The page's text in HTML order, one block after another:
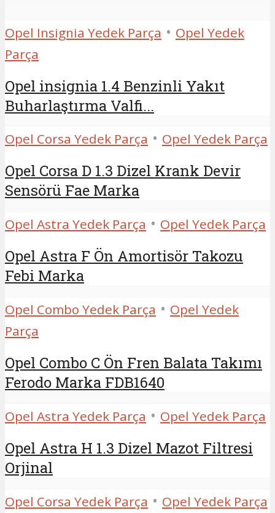
Opel Insignia Yedek Parça • Opel Yedek
Parça
Opel insignia 1.4 Benzinli Yakıt
Buharlaştırma Valfi...
Opel Corsa Yedek Parça • Opel Yedek Parça
Opel Corsa D 1.3 Dizel Krank Devir
Sensörü Fae Marka
Opel Astra Yedek Parça • Opel Yedek Parça
Opel Astra F Ön Amortisör Takozu
Febi Marka
Opel Combo Yedek Parça • Opel Yedek
Parça
Opel Combo C Ön Fren Balata Takımı
Ferodo Marka FDB1640
Opel Astra Yedek Parça • Opel Yedek Parça
Opel Astra H 1.3 Dizel Mazot Filtresi
Orjinal
Opel Corsa Yedek Parça • Opel Yedek Parça